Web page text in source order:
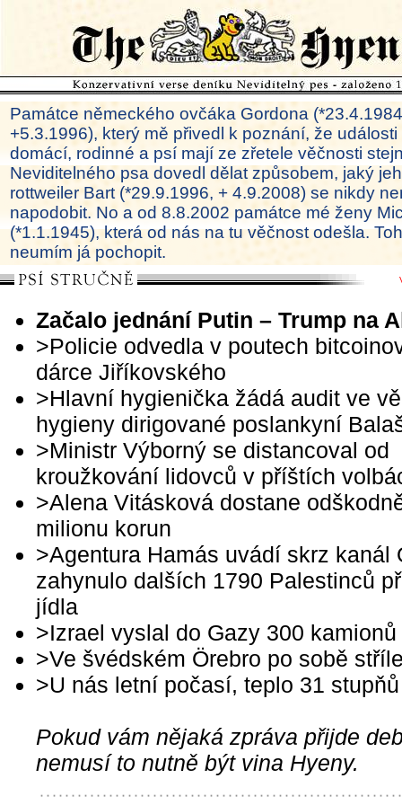
Památce německého ovčáka Gordona
+5.3.1996), který mě přivedl k poznání, že
domácí, rodinné a psí mají ze zřetele věčnosti
Neviditelného psa dovedl dělat způsobem, jaký
rottweiler Bart (*29.9.1996, + 4.9.2008) se nikdy
napodobit. No a od 8.8.2002 památce mé ženy
(*1.1.1945), která od nás na tu věčnost odešla.
neumím já pochopit.
Začalo jednání Putin – Trump na
>Policie odvedla v poutech
dárce Jiříkovského
>Hlavní hygienička žádá audit ve
hygieny dirigované poslankyní
>Ministr Výborný se distancoval od
kroužkování lidovců v příštích
>Alena Vitásková dostane
milionu korun
>Agentura Hamás uvádí skrz kanál
zahynulo dalších 1790 Palestinců
jídla
>Izrael vyslal do Gazy 300
>Ve švédském Örebro po sobě
>U nás letní počasí, teplo 31 stupňů
Pokud vám nějaká zpráva přijde
nemusí to nutně být vina Hyeny.